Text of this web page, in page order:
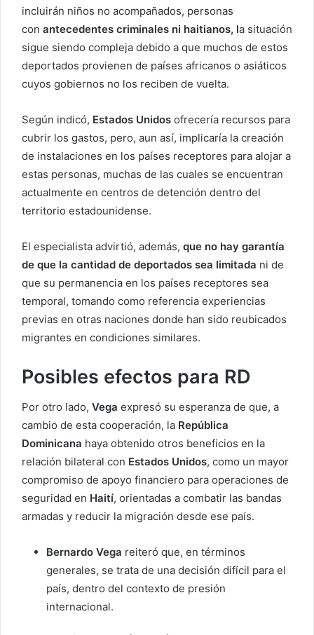
incluirán niños no acompañados, personas
con antecedentes criminales ni haitianos, la situación
sigue siendo compleja debido a que muchos de estos
deportados provienen de países africanos o asiáticos
cuyos gobiernos no los reciben de vuelta.
Según indicó, Estados Unidos ofrecería recursos para
cubrir los gastos, pero, aun así, implicaría la creación
de instalaciones en los países receptores para alojar a
estas personas, muchas de las cuales se encuentran
actualmente en centros de detención dentro del
territorio estadounidense.
El especialista advirtió, además, que no hay garantía
de que la cantidad de deportados sea limitada ni de
que su permanencia en los países receptores sea
temporal, tomando como referencia experiencias
previas en otras naciones donde han sido reubicados
migrantes en condiciones similares.
Posibles efectos para RD
Por otro lado, Vega expresó su esperanza de que, a
cambio de esta cooperación, la República
Dominicana haya obtenido otros beneficios en la
relación bilateral con Estados Unidos, como un mayor
compromiso de apoyo financiero para operaciones de
seguridad en Haití, orientadas a combatir las bandas
armadas y reducir la migración desde ese país.
Bernardo Vega reiteró que, en términos
generales, se trata de una decisión difícil para el
país, dentro del contexto de presión
internacional.